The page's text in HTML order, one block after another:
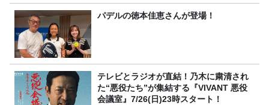
パデルの徳本佳恵さんが登場！
テレビとラジオが直結！乃木に粛清され
た“悪役たち”が集結する『VIVANT 悪役
会議室』7/26(日)23時スタート！